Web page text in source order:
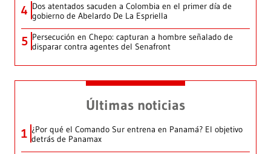
4 Dos atentados sacuden a Colombia en el primer día de
gobierno de Abelardo De La Espriella
5 Persecución en Chepo: capturan a hombre señalado de
disparar contra agentes del Senafront
Últimas noticias
1 ¿Por qué el Comando Sur entrena en Panamá? El objetivo
detrás de Panamax